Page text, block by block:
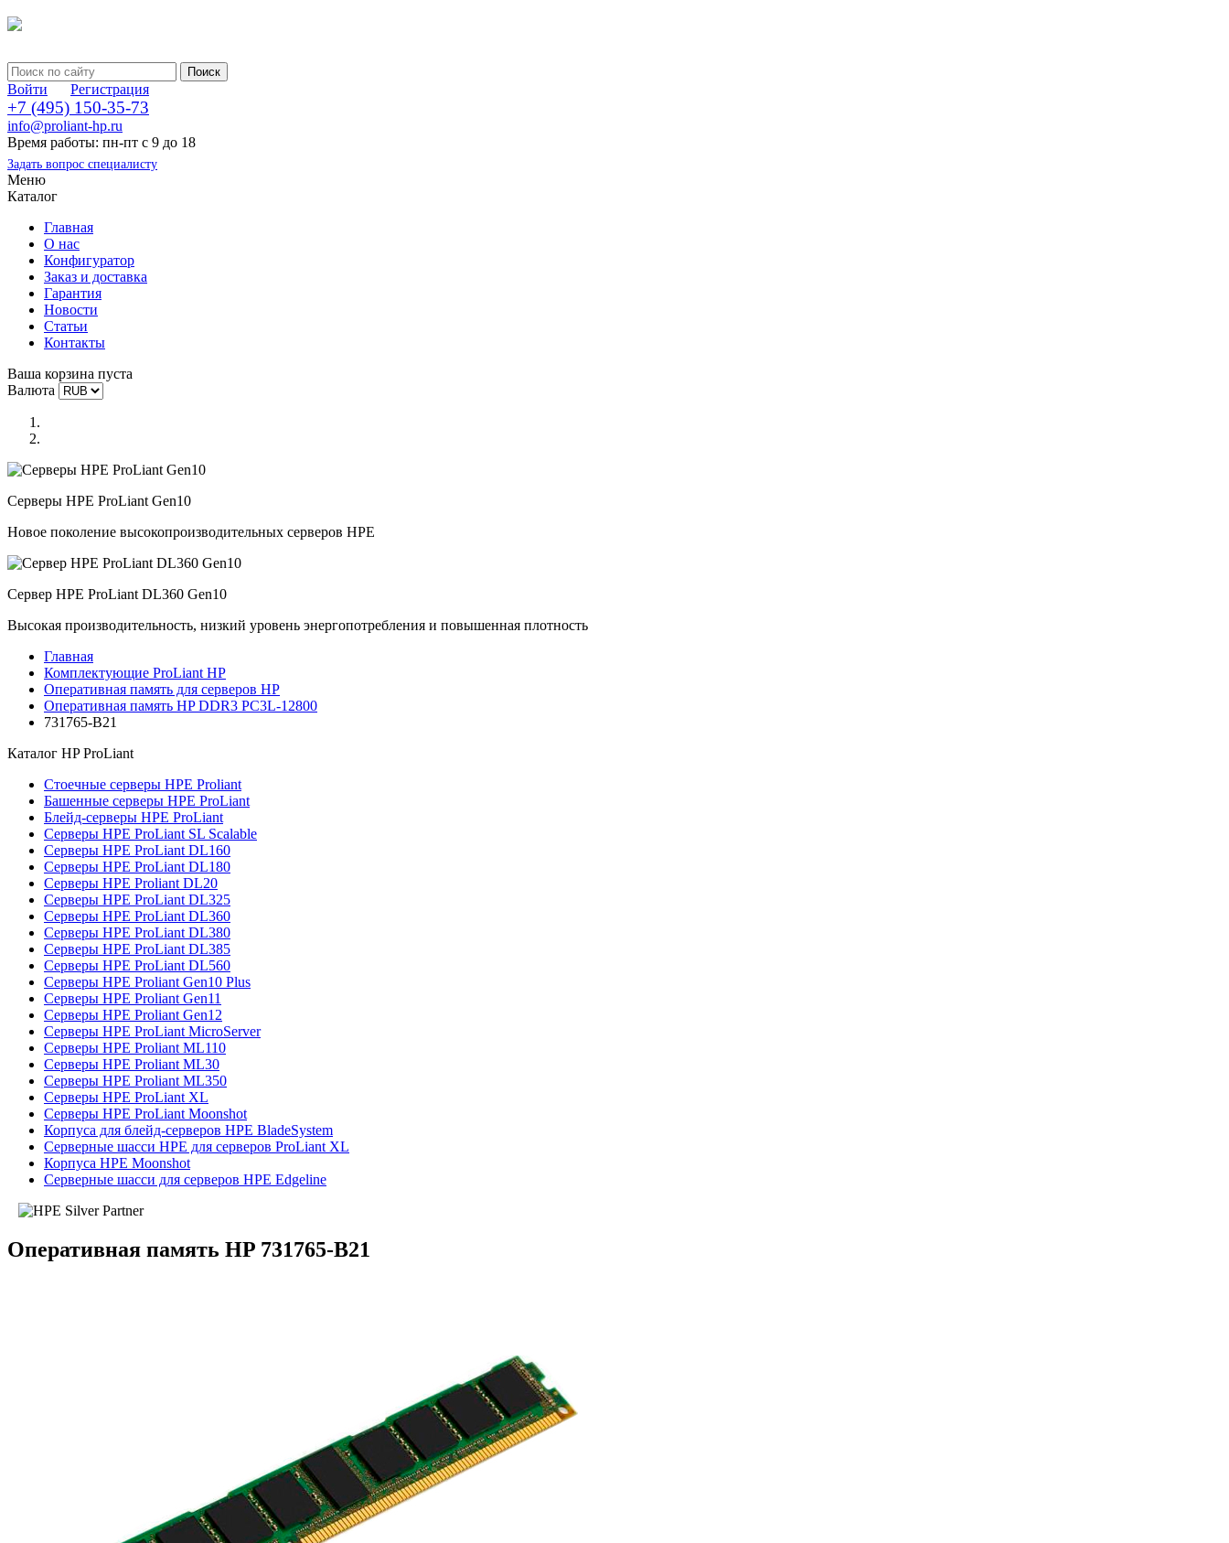
Войти Регистрация
+7 (495) 150-35-73
info@proliant-hp.ru
Время работы: пн-пт с 9 до 18
Задать вопрос специалисту
Меню
Каталог
Главная
О нас
Конфигуратор
Заказ и доставка
Гарантия
Новости
Статьи
Контакты
Ваша корзина пуста
Валюта
Серверы HPE ProLiant Gen10
Новое поколение высокопроизводительных серверов HPE
Сервер HPE ProLiant DL360 Gen10
Высокая производительность, низкий уровень энергопотребления и повышенная плотность
Главная
Комплектующие ProLiant HP
Оперативная память для серверов HP
Оперативная память HP DDR3 PC3L-12800
731765-B21
Каталог HP ProLiant
Стоечные серверы HPE Proliant
Башенные серверы HPE ProLiant
Блейд-серверы HPE ProLiant
Серверы HPE ProLiant SL Scalable
Серверы HPE ProLiant DL160
Серверы HPE ProLiant DL180
Серверы HPE Proliant DL20
Серверы HPE ProLiant DL325
Серверы HPE ProLiant DL360
Серверы HPE ProLiant DL380
Серверы HPE ProLiant DL385
Серверы HPE ProLiant DL560
Серверы HPE Proliant Gen10 Plus
Серверы HPE Proliant Gen11
Серверы HPE Proliant Gen12
Серверы HPE ProLiant MicroServer
Серверы HPE Proliant ML110
Серверы HPE Proliant ML30
Серверы HPE Proliant ML350
Серверы HPE ProLiant XL
Серверы HPE ProLiant Moonshot
Корпуса для блейд-серверов HPE BladeSystem
Серверные шасси HPE для серверов ProLiant XL
Корпуса HPE Moonshot
Серверные шасси для серверов HPE Edgeline
Оперативная память HP 731765-B21